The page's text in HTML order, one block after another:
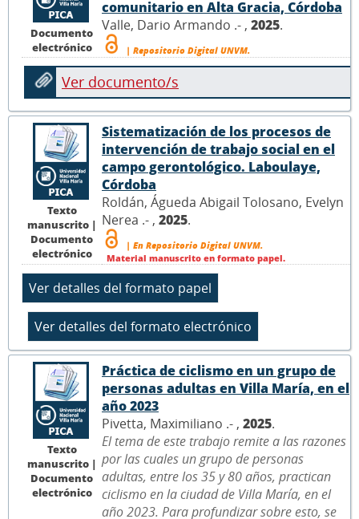
Documento
electrónico
comunitario en Alta Gracia, Córdoba
Valle, Dario Armando .- , 2025.
| Repositorio Digital UNVM.
Ver documento/s
Texto
manuscrito |
Documento
electrónico
Sistematización de los procesos de
intervención de trabajo social en el
campo gerontológico. Laboulaye,
Córdoba
Roldán, Águeda Abigail Tolosano, Evelyn
Nerea .- , 2025.
| En Repositorio Digital UNVM.
Material manuscrito en formato papel.
Texto
manuscrito |
Documento
electrónico
Práctica de ciclismo en un grupo de
personas adultas en Villa María, en el
año 2023
Pivetta, Maximiliano .- , 2025.
El tema de este trabajo remite a las razones
por las cuales un grupo de personas
adultas, entre los 35 y 80 años, practican
ciclismo en la ciudad de Villa María, en el
año 2023. Para profundizar sobre esto, se